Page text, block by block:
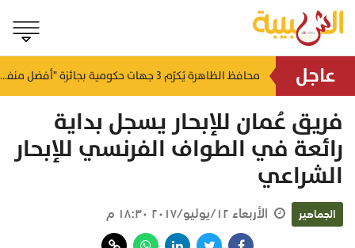
عاجل
منذ ١٤ ساعة منذ ١٥ ساعة محافظ الظاهرة يُكرّم 3 جهات حكومية بجائزة "أفضل منفذ تقديم خدمة" لعام 2025
فريق عُمان للإبحار يسجل بداية
رائعة في الطواف الفرنسي للإبحار
الشراعي
الجماهير الأربعاء ١٢/يوليو/٢٠١٧ ١٨:٣٠ م